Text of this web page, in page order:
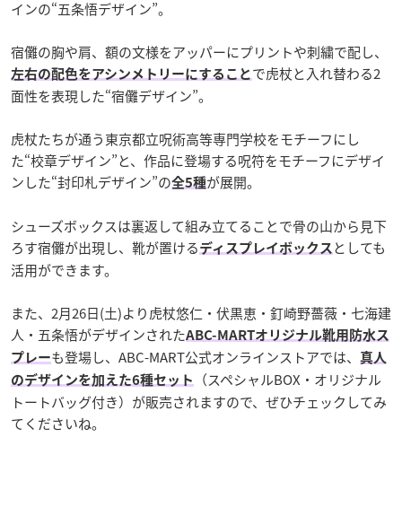
インの“五条悟デザイン”。
宿儺の胸や肩、額の文様をアッパーにプリントや刺繍で配し、
左右の配色をアシンメトリーにすること で虎杖と入れ替わる2
面性を表現した“宿儺デザイン”。
虎杖たちが通う東京都立呪術高等専門学校をモチーフにし
た“校章デザイン”と、作品に登場する呪符をモチーフにデザイ
ンした“封印札デザイン”の全5種が展開。
シューズボックスは裏返して組み立てることで骨の山から見下
ろす宿儺が出現し、靴が置ける ディスプレイボックス としても
活用ができます。
また、2月26日(土)より虎杖悠仁・伏黒恵・釘崎野薔薇・七海建
人・五条悟がデザインされたABC-MARTオリジナル靴用防水ス
プレーも登場し、ABC-MART公式オンラインストアでは、
真人
のデザインを加えた6種セット
（スペシャルBOX・オリジナル
トートバッグ付き）が販売されますので、ぜひチェックしてみ
てくださいね。